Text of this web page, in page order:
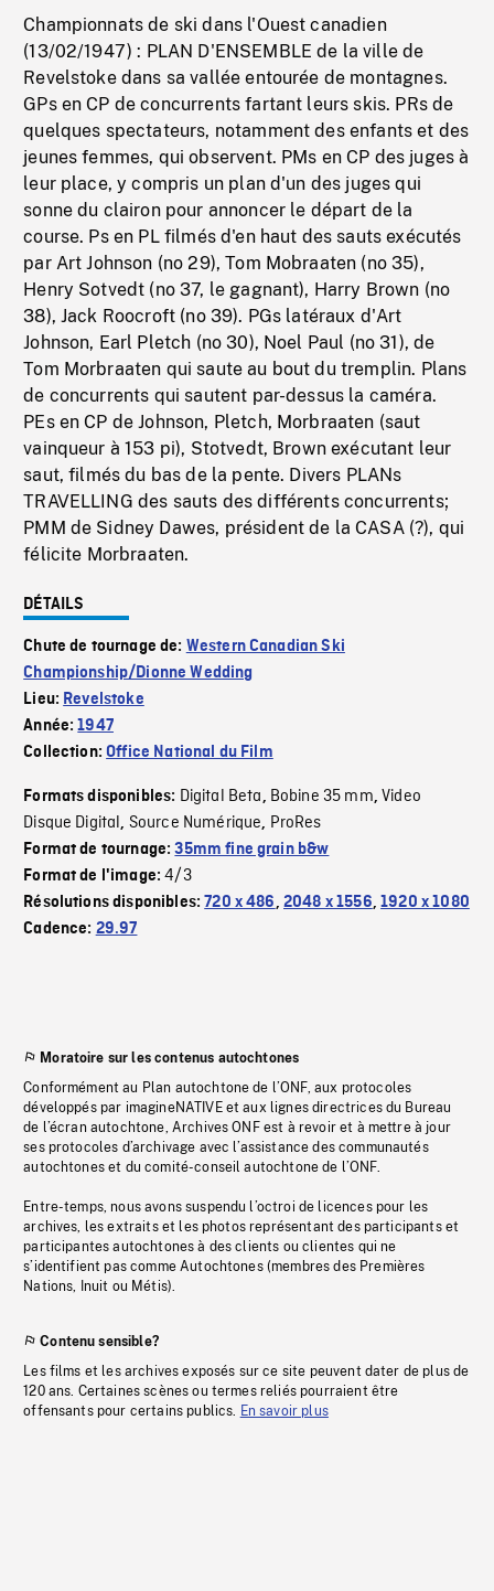
Championnats de ski dans l'Ouest canadien
(13/02/1947) : PLAN D'ENSEMBLE de la ville de
Revelstoke dans sa vallée entourée de montagnes.
GPs en CP de concurrents fartant leurs skis. PRs de
quelques spectateurs, notamment des enfants et des
jeunes femmes, qui observent. PMs en CP des juges à
leur place, y compris un plan d'un des juges qui
sonne du clairon pour annoncer le départ de la
course. Ps en PL filmés d'en haut des sauts exécutés
par Art Johnson (no 29), Tom Mobraaten (no 35),
Henry Sotvedt (no 37, le gagnant), Harry Brown (no
38), Jack Roocroft (no 39). PGs latéraux d'Art
Johnson, Earl Pletch (no 30), Noel Paul (no 31), de
Tom Morbraaten qui saute au bout du tremplin. Plans
de concurrents qui sautent par-dessus la caméra.
PEs en CP de Johnson, Pletch, Morbraaten (saut
vainqueur à 153 pi), Stotvedt, Brown exécutant leur
saut, filmés du bas de la pente. Divers PLANs
TRAVELLING des sauts des différents concurrents;
PMM de Sidney Dawes, président de la CASA (?), qui
félicite Morbraaten.
DÉTAILS
Chute de tournage de: Western Canadian Ski
Championship/Dionne Wedding
Lieu: Revelstoke
Année:1947
Collection:Office National du Film
Formats disponibles: Digital Beta, Bobine 35 mm,Video
Disque Digital, Source Numérique, ProRes
Format de tournage:35mm fine grain b&w
Format de l'image:4/3
Résolutions disponibles:720 x 486, 2048 x 1556,1920 x 1080
Cadence: 29.97
Moratoire sur les contenus autochtones
Conformément au Plan autochtone de l’ONF, aux protocoles
développés par imagineNATIVE et aux lignes directrices du Bureau
de l’écran autochtone, Archives ONF est à revoir et à mettre à jour
ses protocoles d’archivage avec l’assistance des communautés
autochtones et du comité-conseil autochtone de l’ONF.
Entre-temps, nous avons suspendu l’octroi de licences pour les
archives, les extraits et les photos représentant des participants et
participantes autochtones à des clients ou clientes qui ne
s’identifient pas comme Autochtones (membres des Premières
Nations, Inuit ou Métis).
Contenu sensible?
Les films et les archives exposés sur ce site peuvent dater de plus de
120 ans. Certaines scènes ou termes reliés pourraient être
offensants pour certains publics. En savoir plus